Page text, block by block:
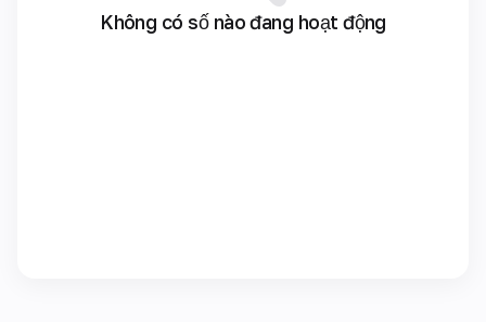
Không có số nào đang hoạt động